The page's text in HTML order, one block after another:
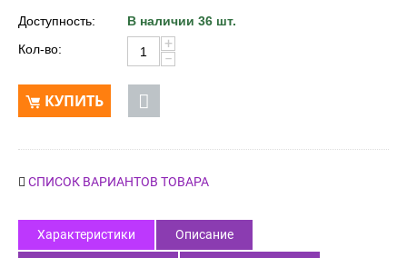
Доступность:
В наличии 36 шт.
Кол-во:
+
−
КУПИТЬ
СПИСОК ВАРИАНТОВ ТОВАРА
Характеристики Описание